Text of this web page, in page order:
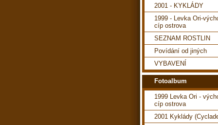
2001 - KYKLÁDY
1999 - Levka Ori-
cíp ostrova
SEZNAM ROSTLIN
Povídání od jiných
VYBAVENÍ
Fotoalbum
1999 Levka Ori -
cíp ostrova
2001 Kyklády